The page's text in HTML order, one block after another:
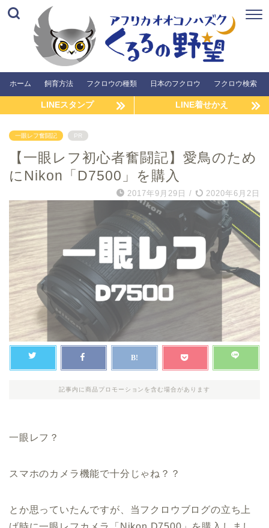
ホーム 飼育方法 フクロウの種類 日本のフクロウ フクロウ検索
LINEスタンプ LINE着せかえ
一眼レフ奮闘記 PR
【一眼レフ初心者奮闘記】愛鳥のため
にNikon「D7500」を購入
2017年9月29日 / 2020年6月2日
記事内に商品プロモーションを含む場合があります
一眼レフ？
スマホのカメラ機能で十分じゃね？？
とか思っていたんですが、当フクロウブログの立ち上